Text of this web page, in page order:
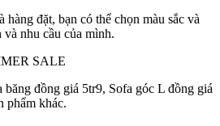
đặt, bạn có thể chọn màu sắc và
nhu cầu của mình.
SALE
đồng giá 5tr9, Sofa góc L đồng giá
phẩm khác.